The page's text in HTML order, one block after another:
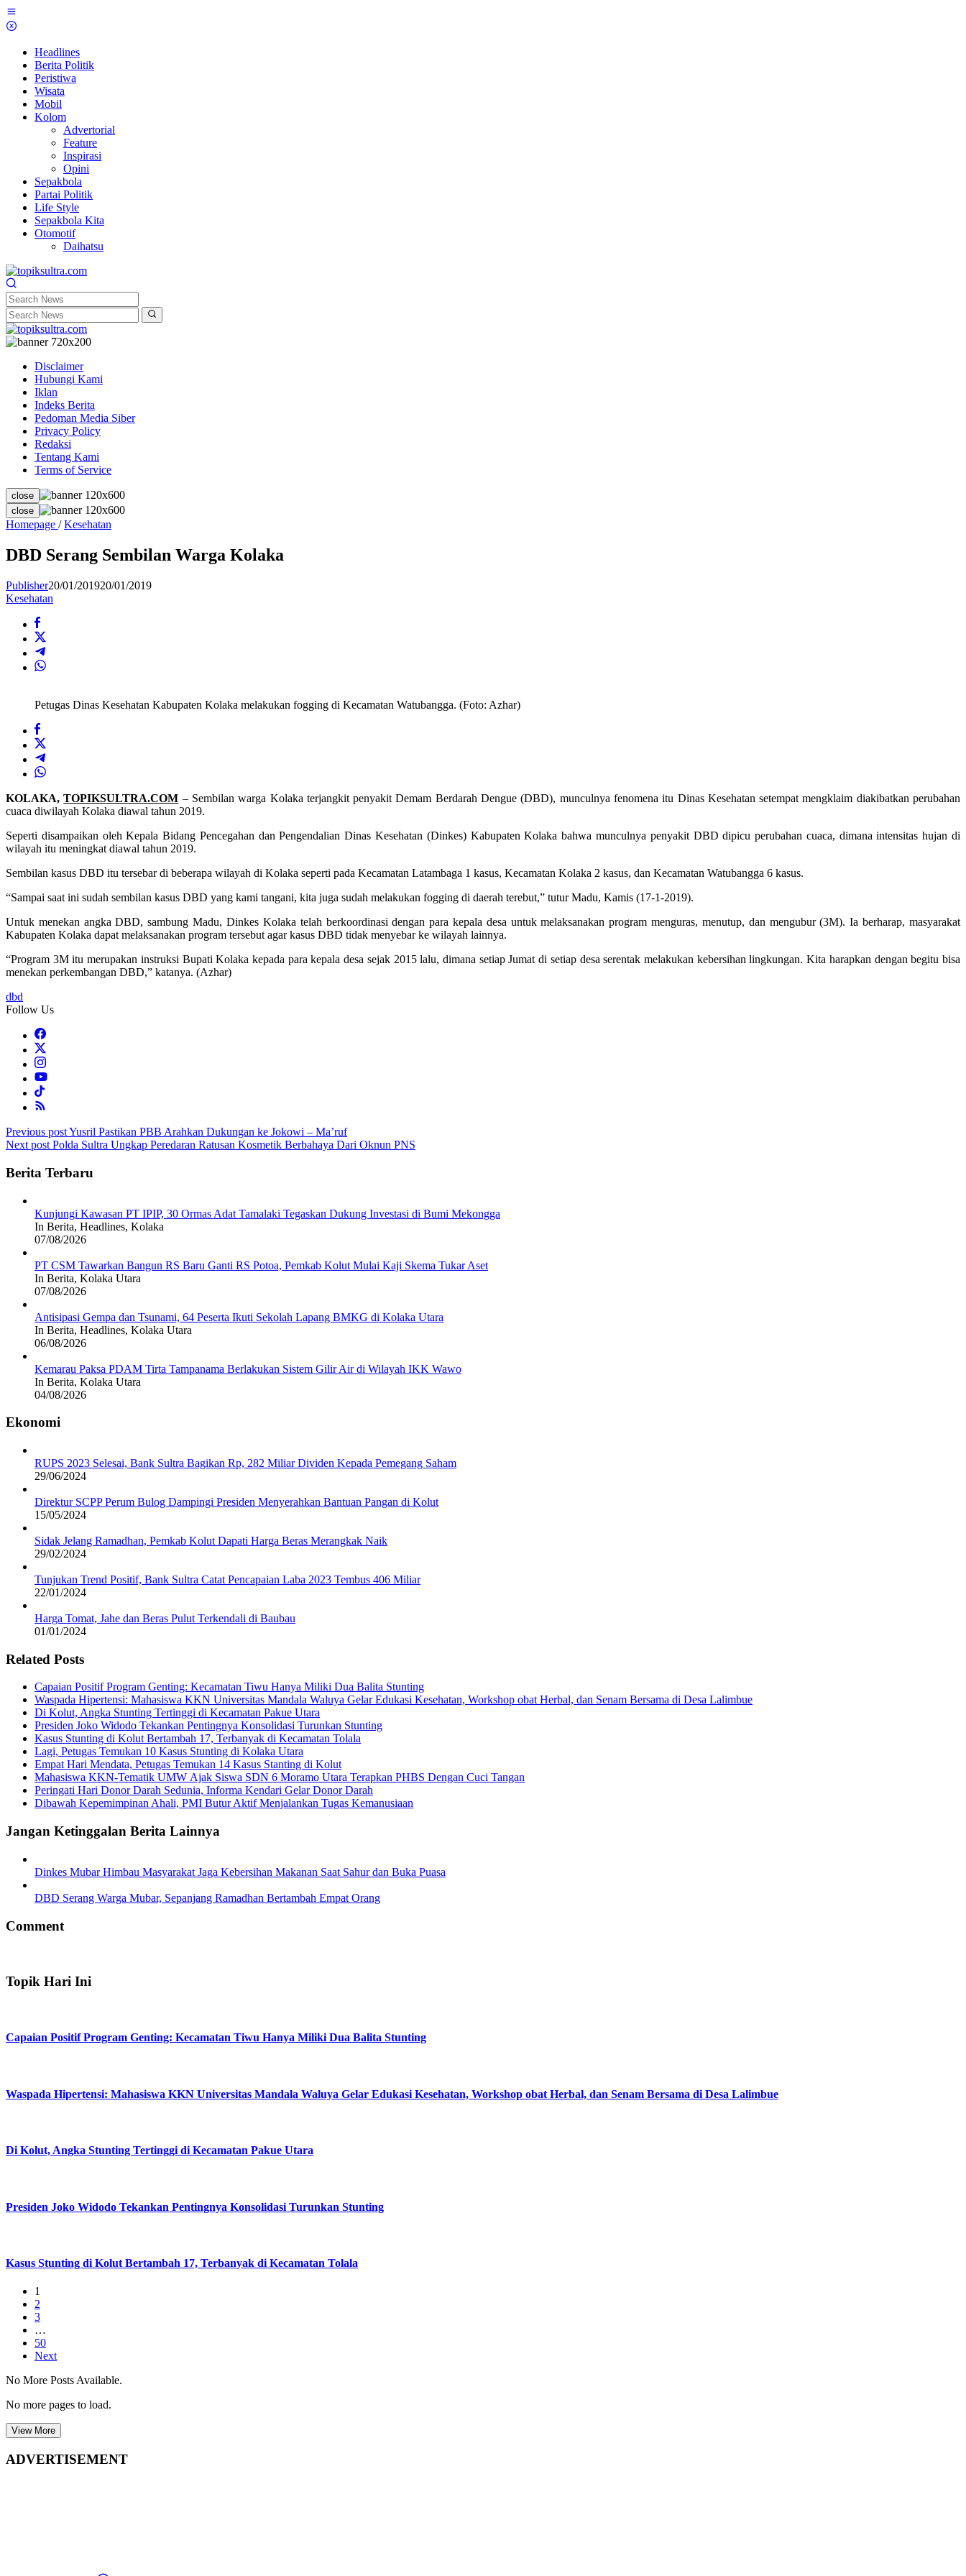
Skip
to
Headlines
Berita Politik
Peristiwa
Wisata
Mobil
Kolom
Advertorial
Feature
Inspirasi
Opini
Sepakbola
Partai Politik
Life Style
Sepakbola Kita
Otomotif
Daihatsu
Disclaimer
Hubungi Kami
Iklan
Indeks Berita
Pedoman Media Siber
Privacy Policy
Redaksi
Tentang Kami
Terms of Service
close
close
Homepage / Kesehatan
Sembilan
Warga
DBD Serang Sembilan Warga Kolaka
Publisher20/01/201920/01/2019
Kesehatan
Petugas Dinas Kesehatan Kabupaten Kolaka melakukan fogging di Kecamatan Watubangga. (Foto: Azhar)
KOLAKA,TOPIKSULTRA.COM – Sembilan warga Kolaka terjangkit penyakit Demam Berdarah Dengue (DBD), munculnya fenomena itu Dinas Kesehatan setempat mengklaim diakibatkan perubahan
cuaca diwilayah Kolaka diawal tahun 2019.
Seperti disampaikan oleh Kepala Bidang Pencegahan dan Pengendalian Dinas Kesehatan (Dinkes) Kabupaten Kolaka bahwa munculnya penyakit DBD dipicu perubahan cuaca, dimana intensitas hujan di
wilayah itu meningkat diawal tahun 2019.
Sembilan kasus DBD itu tersebar di beberapa wilayah di Kolaka seperti pada Kecamatan Latambaga 1 kasus, Kecamatan Kolaka 2 kasus, dan Kecamatan Watubangga 6 kasus.
“Sampai saat ini sudah sembilan kasus DBD yang kami tangani, kita juga sudah melakukan fogging di daerah terebut,” tutur Madu, Kamis (17-1-2019).
Untuk menekan angka DBD, sambung Madu, Dinkes Kolaka telah berkoordinasi dengan para kepala desa untuk melaksanakan program menguras, menutup, dan mengubur (3M). Ia berharap, masyarakat
Kabupaten Kolaka dapat melaksanakan program tersebut agar kasus DBD tidak menyebar ke wilayah lainnya.
“Program 3M itu merupakan instruksi Bupati Kolaka kepada para kepala desa sejak 2015 lalu, dimana setiap Jumat di setiap desa serentak melakukan kebersihan lingkungan. Kita harapkan dengan begitu bisa
menekan perkembangan DBD,” katanya. (Azhar)
dbd
Follow Us
Post
navigation
Previous postYusril Pastikan PBB Arahkan Dukungan ke Jokowi – Ma’ruf
Next post Polda Sultra Ungkap Peredaran Ratusan Kosmetik Berbahaya Dari Oknun PNS
Berita Terbaru
Kunjungi Kawasan PT IPIP, 30 Ormas Adat Tamalaki Tegaskan Dukung Investasi di Bumi Mekongga
In Berita, Headlines, Kolaka
07/08/2026
PT CSM Tawarkan Bangun RS Baru Ganti RS Potoa, Pemkab Kolut Mulai Kaji Skema Tukar Aset
In Berita, Kolaka Utara
07/08/2026
Antisipasi Gempa dan Tsunami, 64 Peserta Ikuti Sekolah Lapang BMKG di Kolaka Utara
In Berita, Headlines, Kolaka Utara
06/08/2026
Kemarau Paksa PDAM Tirta Tampanama Berlakukan Sistem Gilir Air di Wilayah IKK Wawo
In Berita, Kolaka Utara
04/08/2026
Ekonomi
RUPS 2023 Selesai, Bank Sultra Bagikan Rp, 282 Miliar Dividen Kepada Pemegang Saham
29/06/2024
Direktur SCPP Perum Bulog Dampingi Presiden Menyerahkan Bantuan Pangan di Kolut
15/05/2024
Sidak Jelang Ramadhan, Pemkab Kolut Dapati Harga Beras Merangkak Naik
29/02/2024
Tunjukan Trend Positif, Bank Sultra Catat Pencapaian Laba 2023 Tembus 406 Miliar
22/01/2024
Harga Tomat, Jahe dan Beras Pulut Terkendali di Baubau
01/01/2024
Related Posts
Capaian Positif Program Genting: Kecamatan Tiwu Hanya Miliki Dua Balita Stunting
Waspada Hipertensi: Mahasiswa KKN Universitas Mandala Waluya Gelar Edukasi Kesehatan, Workshop obat Herbal, dan Senam Bersama di Desa Lalimbue
Di Kolut, Angka Stunting Tertinggi di Kecamatan Pakue Utara
Presiden Joko Widodo Tekankan Pentingnya Konsolidasi Turunkan Stunting
Kasus Stunting di Kolut Bertambah 17, Terbanyak di Kecamatan Tolala
Lagi, Petugas Temukan 10 Kasus Stunting di Kolaka Utara
Empat Hari Mendata, Petugas Temukan 14 Kasus Stanting di Kolut
Mahasiswa KKN-Tematik UMW Ajak Siswa SDN 6 Moramo Utara Terapkan PHBS Dengan Cuci Tangan
Peringati Hari Donor Darah Sedunia, Informa Kendari Gelar Donor Darah
Dibawah Kepemimpinan Ahali, PMI Butur Aktif Menjalankan Tugas Kemanusiaan
Jangan Ketinggalan Berita Lainnya
Dinkes Mubar Himbau Masyarakat Jaga Kebersihan Makanan Saat Sahur dan Buka Puasa
DBD Serang Warga Mubar, Sepanjang Ramadhan Bertambah Empat Orang
Comment
Topik Hari Ini
Capaian Positif Program Genting: Kecamatan Tiwu Hanya Miliki Dua Balita Stunting
Waspada Hipertensi: Mahasiswa KKN Universitas Mandala Waluya Gelar Edukasi Kesehatan, Workshop obat Herbal, dan Senam Bersama di Desa Lalimbue
Di Kolut, Angka Stunting Tertinggi di Kecamatan Pakue Utara
Presiden Joko Widodo Tekankan Pentingnya Konsolidasi Turunkan Stunting
Kasus Stunting di Kolut Bertambah 17, Terbanyak di Kecamatan Tolala
1
2
3
…
50
Next
No More Posts Available.
No more pages to load.
View More
ADVERTISEMENT